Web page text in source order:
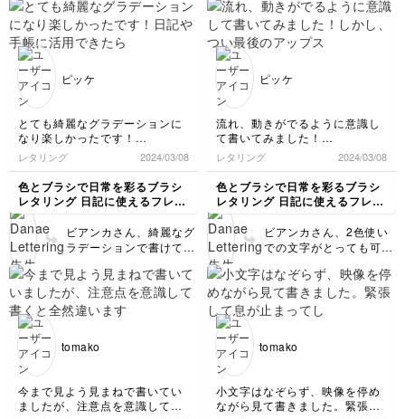
ましたねー！文字の周り
のキラキラまでも素敵で
す💛💕 ぜひ沢山作って
てくださいね😊
限りとても綺麗に書けて
いると思いますが、ダブ
ルレターズはバランスを
かったりするので、変化
をつけるアルファベット
書きしながらぜひ沢山練
習してみてくださいね💛
💕 coffeの2番目のｆが
難しかったとの事です
が、それは1つ目のｆと
の文字間の開け方でしょ
うか、それともサイズを
変えながら描くことでし
ょうか？ 前者の場合
は、1つ目のｆの最後の
アップストロークを右に
大きく伸ばして十分な文
字間を確保してから2つ
目のｆを書くと文字間的
す。 後者の場合は、1つ
と2つ目のｆはもっと小
さくしなきゃ！というプ
ピッケ
とても綺麗なグラデーションに
なり楽しかったです！
日記や手帳に活用できたらいい
です☺️
レタリング 2024/03/08
色とブラシで日常を彩るブラシ
レタリング 日記に使えるフレー
ズを書こう
ビアンカさん、綺麗なグ
ラデーションで書けてい
沢山ご活用くださいませ
😊💕
ピッケ
流れ、動きがでるように意識し
て書いてみました！
しかし、つい最後のアップスト
ロークが短くなってしまいます
ね💦
2色で書くとぐっと可愛くなり
楽しかったです♪
レタリング 2024/03/08
色とブラシで日常を彩るブラシ
レタリング 日記に使えるフレー
ズを書こう
ビアンカさん、2色使い
での文字がとっても可愛
んです、、アップストロ
ークってつい短く書いて
しまいがちなんです💦
クの長さにも注目しなが
練習時は大げさかな？っ
ていうくらい長めに書く
癖をつけても良いと思い
tomako
今まで見よう見まねで書いてい
ましたが、注意点を意識して書
tomako
小文字はなぞらず、映像を停め
ながら見て書きました。緊張し